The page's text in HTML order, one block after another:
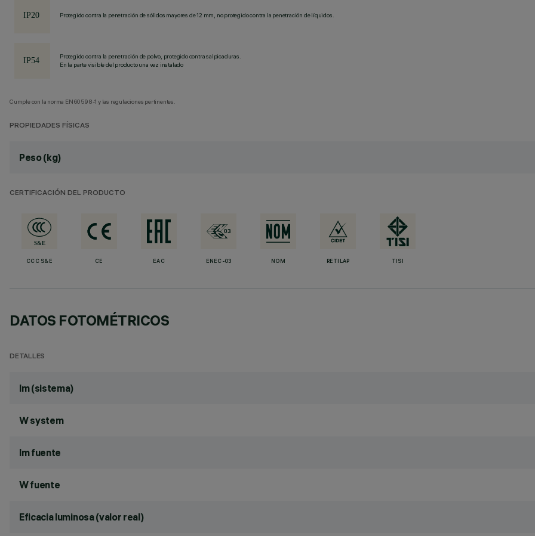
Protegido contra la penetración de sólidos mayores de 12 mm, no protegido contra la penetración de líquidos.
Protegido contra la penetración de polvo, protegido contra salpicaduras.
En la parte visible del producto una vez instalado
Cumple con la norma EN60598-1 y las regulaciones pertinentes.
PROPIEDADES FÍSICAS
Peso (kg)
CERTIFICACIÓN DEL PRODUCTO
CCC S&E CE EAC ENEC-03 NOM RETILAP TISI
DATOS FOTOMÉTRICOS
DETALLES
lm (sistema)
W system
lm fuente
W fuente
Eficacia luminosa (valor real)